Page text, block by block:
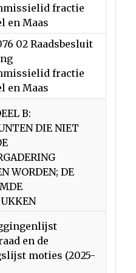
fractie
en Maas
02 Raadsbesluit
fractie
en Maas
B:
DIE NIET
WORDEN; DE
en de
moties (2025-